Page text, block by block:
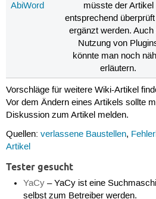
AbiWord
müsste der Artikel
entsprechend
ergänzt werden. Auch
Nutzung von
könnte man noch
erläutern.
Vorschläge für weitere Wiki-Artikel
Vor dem Ändern eines Artikels sollte
Diskussion zum Artikel melden.
Quellen: verlassene Baustellen,
Artikel
Tester gesucht
YaCy – YaCy ist eine
selbst zum Betreiber werden.